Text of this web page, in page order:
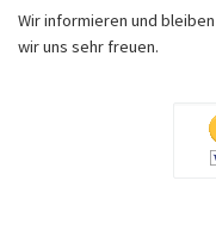
Wir informieren und
wir uns sehr freuen.